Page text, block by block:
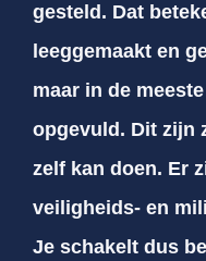
gesteld. Dat
leeggemaakt en
maar in de
opgevuld. Dit zijn
zelf kan doen. Er
veiligheids- en
Je schakelt dus